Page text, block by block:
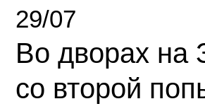
29/07
Во дворах на
со второй